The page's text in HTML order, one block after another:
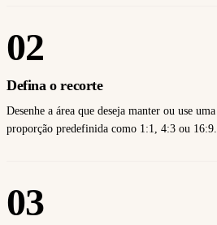
02
Defina o recorte
Desenhe a área que deseja manter ou use uma
proporção predefinida como 1:1, 4:3 ou 16:9.
03